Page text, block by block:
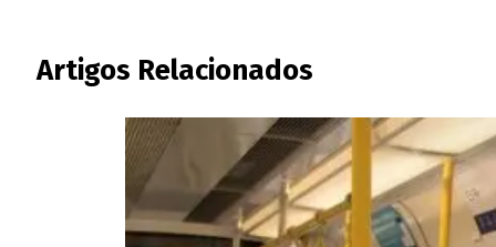
Artigos Relacionados